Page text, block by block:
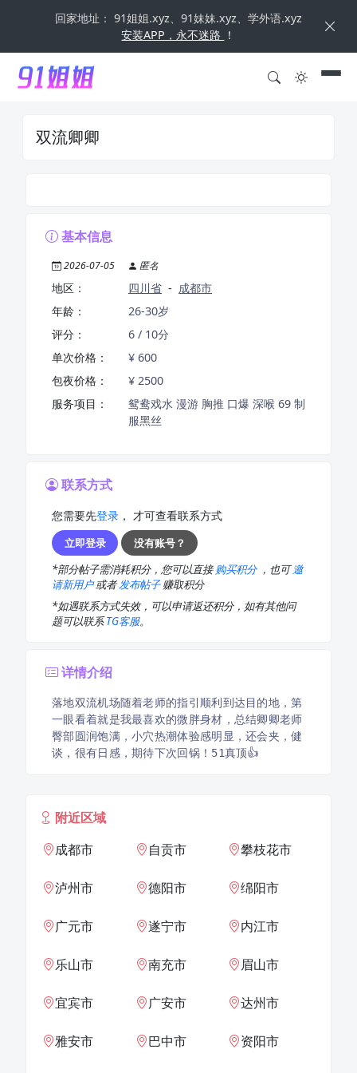
回家地址： 91姐姐.xyz、91妹妹.xyz、学外语.xyz
安装APP，永不迷路 ！
双流卿卿
基本信息
2026-07-05 匿名
地区： 四川省 - 成都市
年龄：
26-30岁
评分：
6 / 10分
单次价格：
¥ 600
包夜价格：
¥ 2500
服务项目：
鸳鸯戏水 漫游 胸推 口爆 深喉 69 制
服黑丝
联系方式
您需要先登录 ， 才可查看联系方式
立即登录
没有账号？
*部分帖子需消耗积分，您可以直接购买积分 ，也可邀
请新用户或者发布帖子赚取积分
*如遇联系方式失效，可以申请返还积分，如有其他问
题可以联系TG客服。
详情介绍
落地双流机场随着老师的指引顺利到达目的地，第
一眼看着就是我最喜欢的微胖身材，总结卿卿老师
臀部圆润饱满，小穴热潮体验感明显，还会夹，健
谈，很有日感，期待下次回锅！51真顶👍
附近区域
成都市
自贡市 攀枝花市
泸州市 德阳市 绵阳市
广元市 遂宁市 内江市
乐山市 南充市 眉山市
宜宾市 广安市 达州市
雅安市 巴中市 资阳市